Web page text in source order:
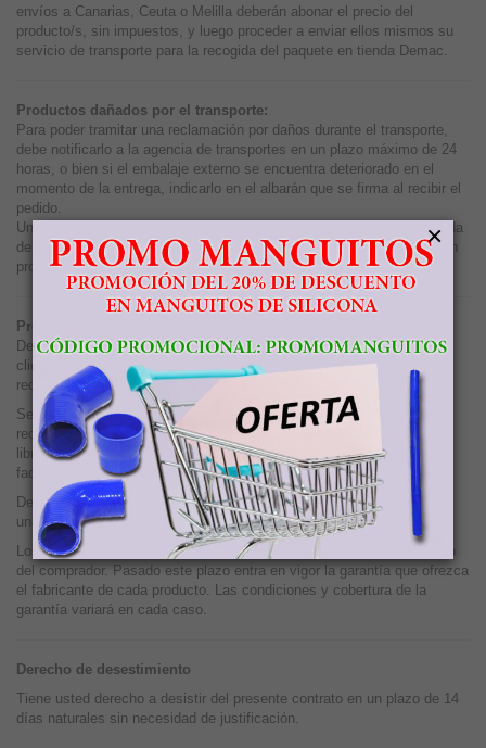
envíos a Canarias, Ceuta o Melilla deberán abonar el precio del
producto/s, sin impuestos, y luego proceder a enviar ellos mismos su
servicio de transporte para la recogida del paquete en tienda Demac.
Productos dañados por el transporte:
Para poder tramitar una reclamación por daños durante el transporte,
debe notificarlo a la agencia de transportes en un plazo máximo de 24
horas, o bien si el embalaje externo se encuentra deteriorado en el
momento de la entrega, indicarlo en el albarán que se firma al recibir el
pedido.
Una vez realizada la reclamación, Demac se hace cargo de la recogida
del producto defectuoso y una vez recibido, se procede al envío de un
producto en perfecto estado sin ningún coste para el cliente.
Producto defectuoso:
Demac se hace cargo de todos los gastos derivados de la entrega al
cliente de un producto defectuoso, siempre que el cliente realice la
reclamación dentro de las 7 días siguientes a la fecha de factura.
Se le indicará al cliente que deje preparado el producto para su
recogida, embalándolo de forma que nos llegue en perfecto estado y
libre de etiquetas y cintas adhesivas y con la dirección que le
facilitemos indicada en el exterior del embalaje.
Demac dará orden a un transportista de pasar a recoger el producto y
una vez recibido el producto se procederá al envío del nuevo.
Los gastos de devoluciones por confusión del cliente correrán a cargo
del comprador. Pasado este plazo entra en vigor la garantía que ofrezca
el fabricante de cada producto. Las condiciones y cobertura de la
garantía variará en cada caso.
Derecho de desestimiento
Tiene usted derecho a desistir del presente contrato en un plazo de 14
días naturales sin necesidad de justificación.
×